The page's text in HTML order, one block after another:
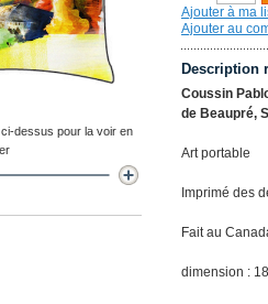
Ajouter à ma
Ajouter au
Description
Coussin
de Beaupré,
Art portable
Imprimé des
Fait au
dimension :
dessus pour la voir en